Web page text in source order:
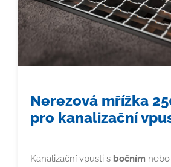
Nerezová mřížka
pro kanalizační
Kanalizační vpusti s bočním nebo